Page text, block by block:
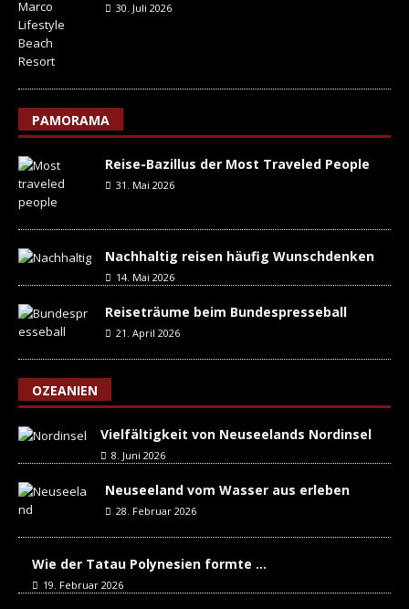
30. Juli 2026
PAMORAMA
Reise-Bazillus der Most Traveled People
31. Mai 2026
Nachhaltig reisen häufig Wunschdenken
14. Mai 2026
Reiseträume beim Bundespresseball
21. April 2026
OZEANIEN
Vielfältigkeit von Neuseelands Nordinsel
8. Juni 2026
Neuseeland vom Wasser aus erleben
28. Februar 2026
Wie der Tatau Polynesien formte …
19. Februar 2026